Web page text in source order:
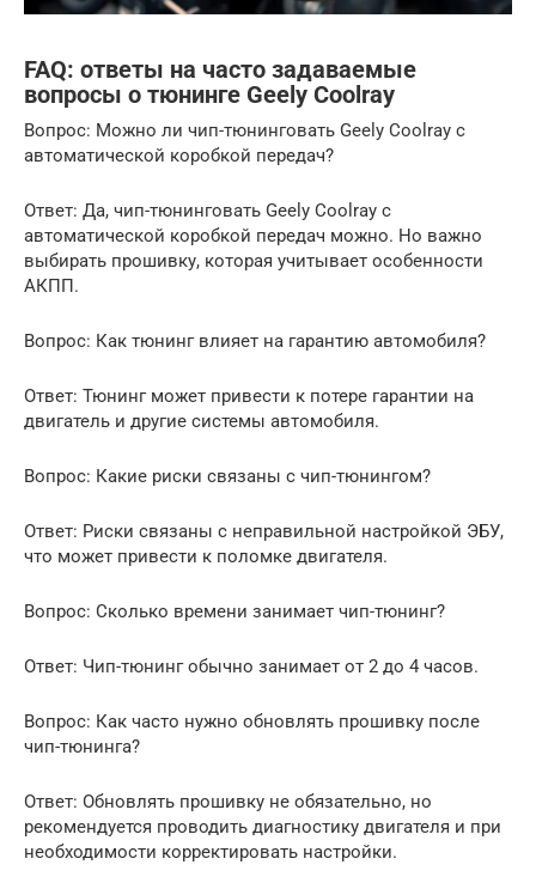
FAQ: ответы на часто задаваемые
вопросы о тюнинге Geely Coolray
Вопрос: Можно ли чип-тюнинговать Geely Coolray с
автоматической коробкой передач?
Ответ: Да, чип-тюнинговать Geely Coolray с
автоматической коробкой передач можно. Но важно
выбирать прошивку, которая учитывает особенности
АКПП.
Вопрос: Как тюнинг влияет на гарантию автомобиля?
Ответ: Тюнинг может привести к потере гарантии на
двигатель и другие системы автомобиля.
Вопрос: Какие риски связаны с чип-тюнингом?
Ответ: Риски связаны с неправильной настройкой ЭБУ,
что может привести к поломке двигателя.
Вопрос: Сколько времени занимает чип-тюнинг?
Ответ: Чип-тюнинг обычно занимает от 2 до 4 часов.
Вопрос: Как часто нужно обновлять прошивку после
чип-тюнинга?
Ответ: Обновлять прошивку не обязательно, но
рекомендуется проводить диагностику двигателя и при
необходимости корректировать настройки.